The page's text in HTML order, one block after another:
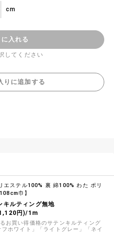
cm
入れる
してください
りに追加する
エステル100% 裏 綿100% わた ポリ
巾】
キルティング無地
円)/1m
お買い得価格のサテンキルティング